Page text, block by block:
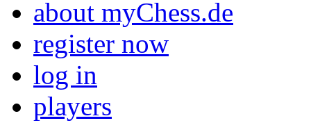
about myChess.de
register now
log in
players